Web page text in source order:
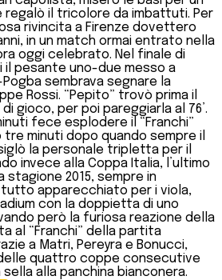
il tricolore da imbattuti. Per
rivincita a Firenze dovettero
in un match ormai entrato nella
oggi celebrato. Nel finale di
il pesante uno-due messo a
sembrava segnare la
Rossi. “Pepito” trovò prima il
gioco, per poi pareggiarla al 76’.
fece esplodere il “Franchi”
minuti dopo quando sempre il
la personale tripletta per il
invece alla Coppa Italia, l’ultimo
2015, sempre in
tutto apparecchiato per i viola,
con la doppietta di uno
però la furiosa reazione della
al “Franchi” della partita
a Matri, Pereyra e Bonucci,
delle quattro coppe consecutive
alla panchina bianconera.